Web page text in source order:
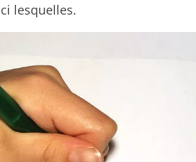
lesquelles.